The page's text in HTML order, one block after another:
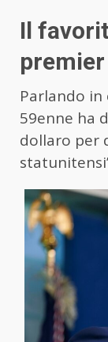
Il
Parlando in
59enne ha
dollaro per